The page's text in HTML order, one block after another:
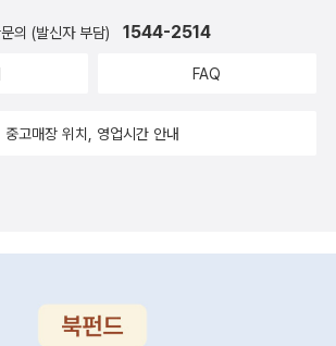
의 (발신자 부담) 1544-2514
FAQ
중고매장 위치, 영업시간 안내